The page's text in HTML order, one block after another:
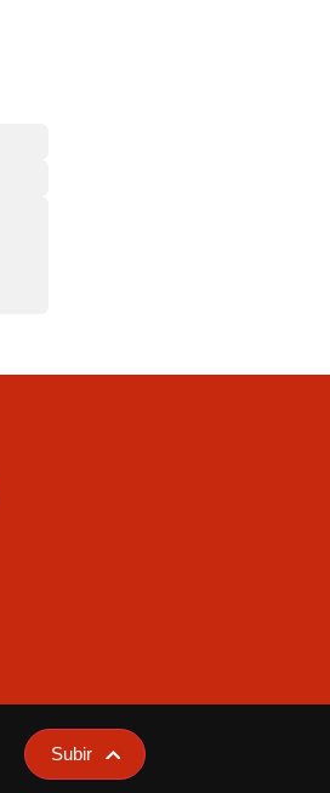
Subir